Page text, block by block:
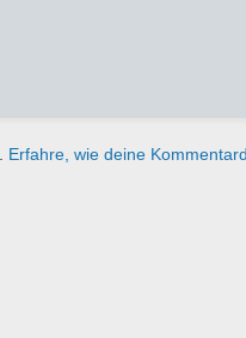
Erfahre, wie deine